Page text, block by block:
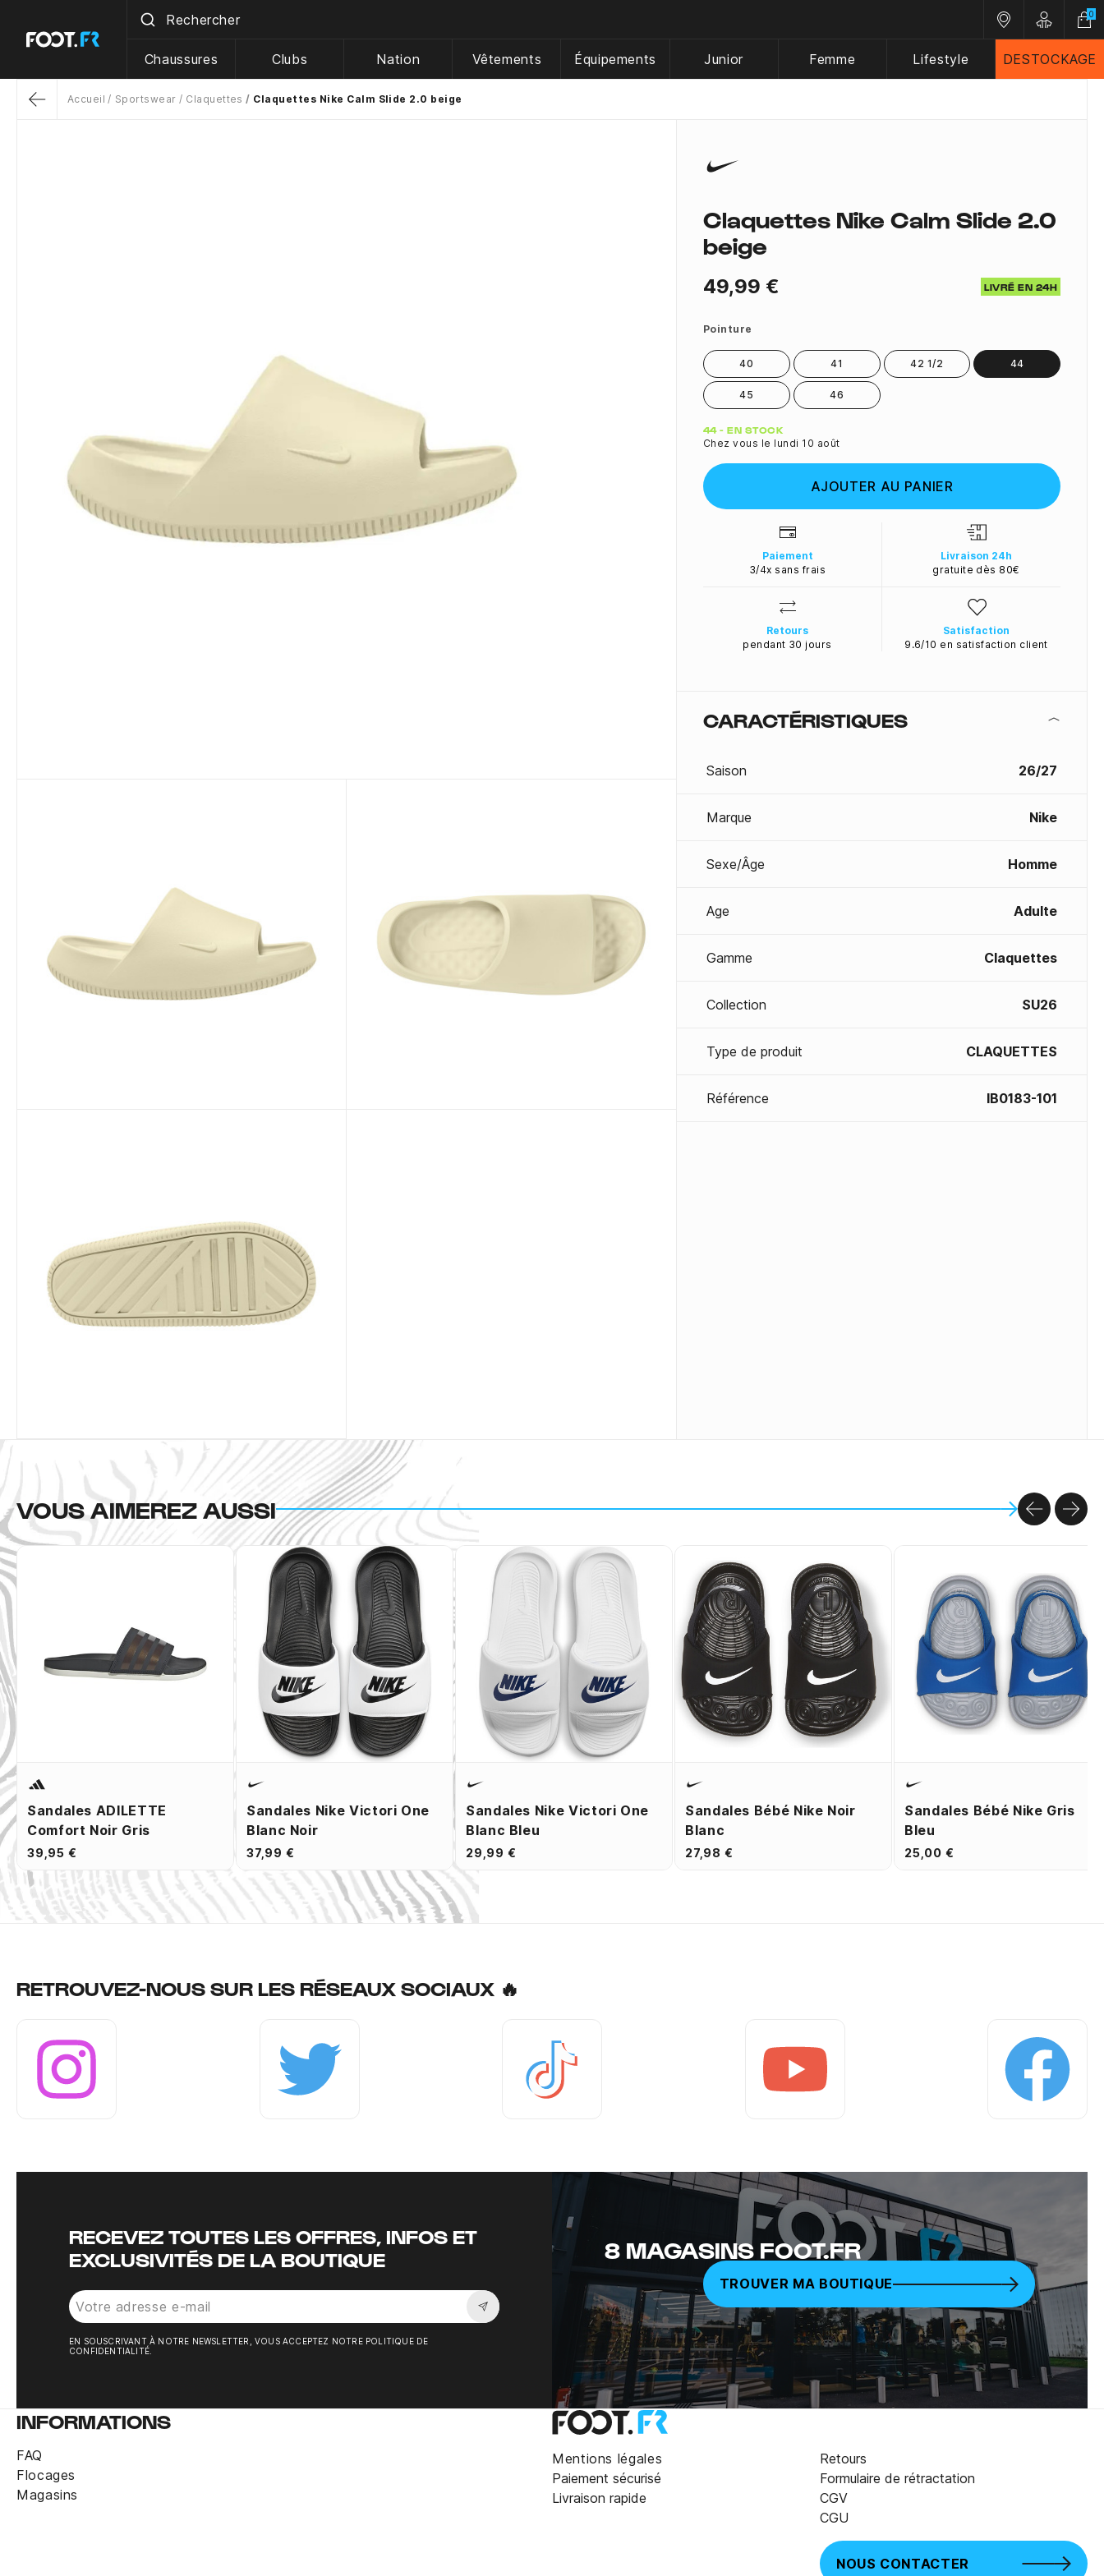
Nos magasins
Customer
0
Chaussures Clubs Nation Vêtements Équipements Junior Femme Lifestyle DESTOCKAGE
Accueil Sportswear Claquettes Claquettes Nike Calm Slide 2.0 beige
Claquettes Nike Calm Slide 2.0
beige
49,99 € LIVRÉ EN 24H
Pointure
40 41 42 1/2 44
45 46
Quantité
44 - EN STOCK
Chez vous le lundi 10 août
AJOUTER AU PANIER
Paiement
3/4x sans frais
Livraison 24h
gratuite dès 80€
Retours
pendant 30 jours
Satisfaction
9.6/10 en satisfaction client
CARACTÉRISTIQUES
Saison 26/27
Marque Nike
Sexe/Âge Homme
Age Adulte
Gamme Claquettes
Collection SU26
Type de produit CLAQUETTES
Référence IB0183-101
VOUS AIMEREZ AUSSI
Sandales ADILETTE
Comfort Noir Gris
39,95 €
Sandales Nike Victori One
Blanc Noir
37,99 €
Sandales Nike Victori One
Blanc Bleu
29,99 €
Sandales Bébé Nike Noir
Blanc
27,98 €
Sandales Bébé Nike Gris
Bleu
25,00 €
RETROUVEZ-NOUS SUR LES RÉSEAUX SOCIAUX 🔥
RECEVEZ TOUTES LES OFFRES, INFOS ET
EXCLUSIVITÉS DE LA BOUTIQUE
Souscrire à la newsletter
EN SOUSCRIVANT À NOTRE NEWSLETTER, VOUS ACCEPTEZ NOTRE POLITIQUE DE
CONFIDENTIALITÉ.
8 MAGASINS FOOT.FR
TROUVER MA BOUTIQUE
INFORMATIONS
FAQ
Flocages
Magasins
Mentions légales
Paiement sécurisé
Livraison rapide
Retours
Formulaire de rétractation
CGV
CGU
NOUS CONTACTER